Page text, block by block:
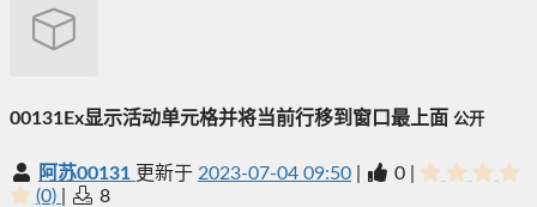
00131Ex显示活动单元格并将当前行移到窗口最上面 公开
阿苏00131 更新于 2023-07-04 09:50 0
(0)
8